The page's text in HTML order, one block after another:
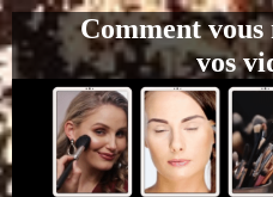
Comment
vos